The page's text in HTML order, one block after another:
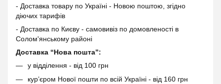
- Доставка товару по Україні - Новою поштою, згідно
діючих тарифів
- Доставка по Києву - самовивіз по домовленості в
Солом'янському районі
Доставка “Нова пошта”:
у відділення - від 100 грн
кур’єром Нової пошти по всій Україні - від 160 грн